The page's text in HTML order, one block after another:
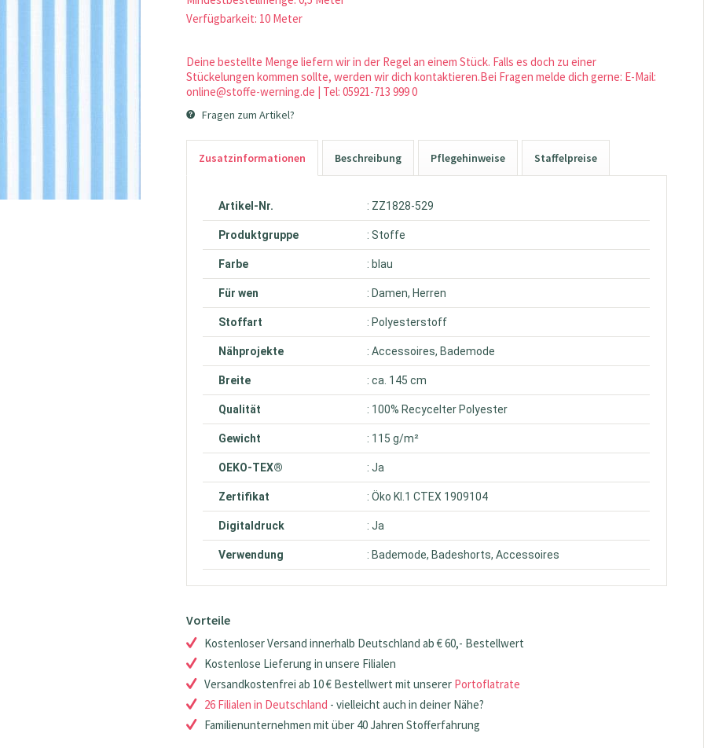
Verfügbarkeit: 10 Meter
Deine bestellte Menge liefern wir in der Regel an einem Stück. Falls es doch zu einer
Stückelungen kommen sollte, werden wir dich kontaktieren.Bei Fragen melde dich gerne: E-Mail:
online@stoffe-werning.de | Tel: 05921-713 999 0
Fragen zum Artikel?
Zusatzinformationen Beschreibung Pflegehinweise Staffelpreise
Artikel-Nr. : ZZ1828-529
Produktgruppe : Stoffe
Farbe : blau
Für wen : Damen, Herren
Stoffart : Polyesterstoff
Nähprojekte : Accessoires, Bademode
Breite : ca. 145 cm
Qualität : 100% Recycelter Polyester
Gewicht : 115 g/m²
OEKO-TEX® : Ja
Zertifikat : Öko Kl.1 CTEX 1909104
Digitaldruck : Ja
Verwendung : Bademode, Badeshorts, Accessoires
Vorteile
Kostenloser Versand innerhalb Deutschland ab € 60,- Bestellwert
Kostenlose Lieferung in unsere Filialen
Versandkostenfrei ab 10 € Bestellwert mit unserer Portoflatrate
26 Filialen in Deutschland - vielleicht auch in deiner Nähe?
Familienunternehmen mit über 40 Jahren Stofferfahrung